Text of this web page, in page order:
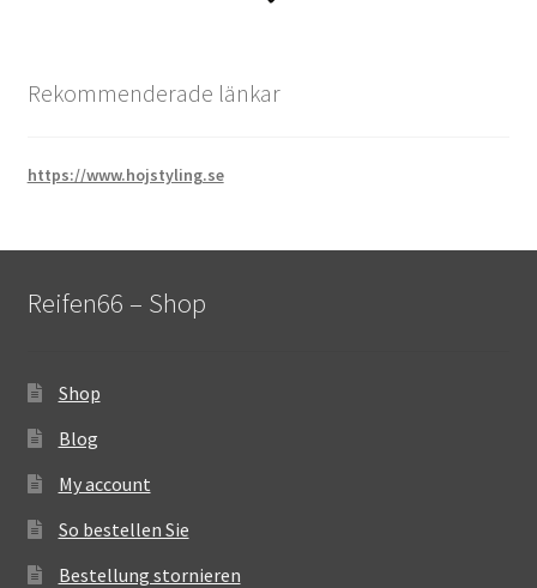
Rekommenderade länkar
https://www.hojstyling.se
Reifen66 – Shop
Shop
Blog
My account
So bestellen Sie
Bestellung stornieren